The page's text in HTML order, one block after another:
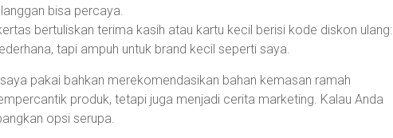
bisa percaya.
bertuliskan terima kasih atau kartu kecil berisi kode diskon ulang:
tapi ampuh untuk brand kecil seperti saya.
pakai bahkan merekomendasikan bahan kemasan ramah
produk, tetapi juga menjadi cerita marketing. Kalau Anda
opsi serupa.